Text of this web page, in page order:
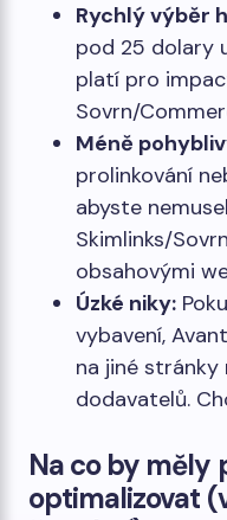
Rychlý výběr
pod 25 dolary
platí pro
Sovrn/
Méně
prolinkování
abyste
Skimlinks/
obsahovými
Úzké niky:
vybavení,
na jiné stránky
dodavatelů.
Na co by měly
optimalizovat